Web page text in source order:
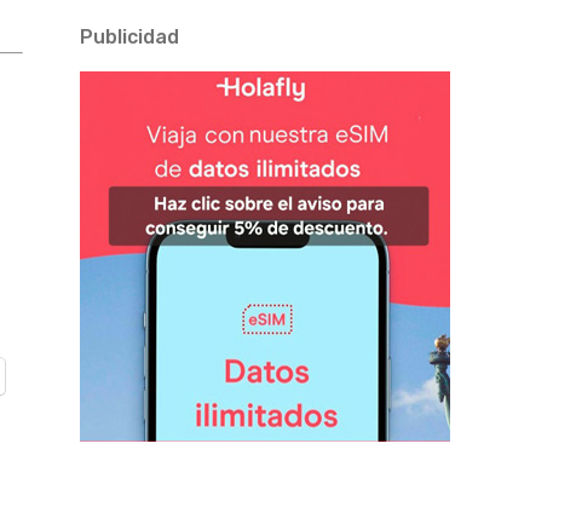
Publicidad